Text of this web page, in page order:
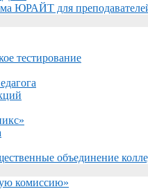
ЮРАЙТ для
тестирование
объединение
комиссию»